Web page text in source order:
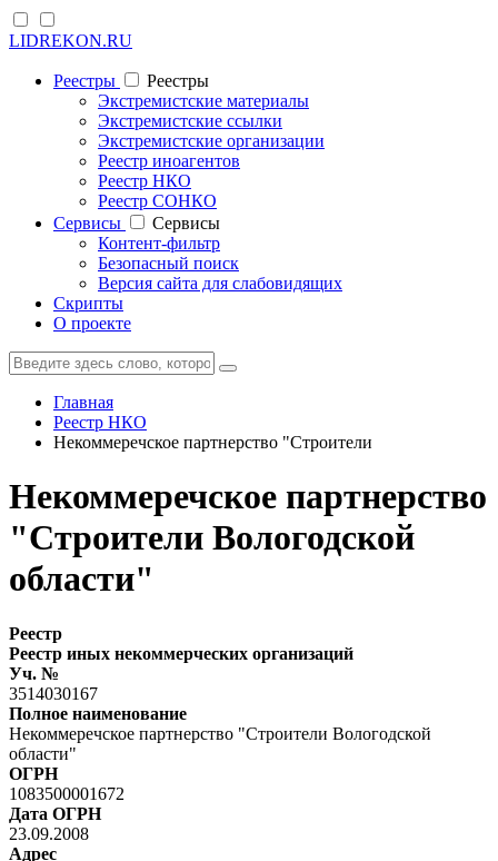
LIDREKON.RU
Реестры
Реестры
Экстремистские материалы
Экстремистские ссылки
Экстремистские организации
Реестр иноагентов
Реестр НКО
Реестр СОНКО
Cервисы
Cервисы
Контент-фильтр
Безопасный поиск
Версия сайта для слабовидящих
Скрипты
О проекте
Главная
Реестр НКО
Некоммеречское партнерство "Строители
Некоммеречское партнерство
"Строители Вологодской
области"
Реестр
Реестр иных некоммерческих организаций
Уч. №
3514030167
Полное наименование
Некоммеречское партнерство "Строители Вологодской
области"
ОГРН
1083500001672
Дата ОГРН
23.09.2008
Адрес